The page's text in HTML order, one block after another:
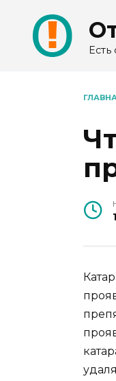
содержанию